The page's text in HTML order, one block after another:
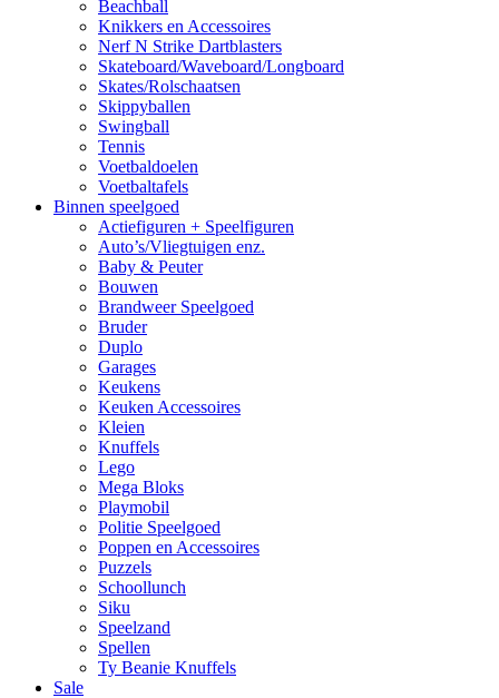
Beachball
Knikkers en Accessoires
Nerf N Strike Dartblasters
Skateboard/Waveboard/Longboard
Skates/Rolschaatsen
Skippyballen
Swingball
Tennis
Voetbaldoelen
Voetbaltafels
Binnen speelgoed
Actiefiguren + Speelfiguren
Auto’s/Vliegtuigen enz.
Baby & Peuter
Bouwen
Brandweer Speelgoed
Bruder
Duplo
Garages
Keukens
Keuken Accessoires
Kleien
Knuffels
Lego
Mega Bloks
Playmobil
Politie Speelgoed
Poppen en Accessoires
Puzzels
Schoollunch
Siku
Speelzand
Spellen
Ty Beanie Knuffels
Sale